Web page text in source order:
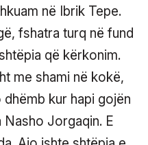
në Ibrik Tepe.
fshatra turq në fund
që kërkonim.
me shami në kokë,
kur hapi gojën
Jorgaqin. E